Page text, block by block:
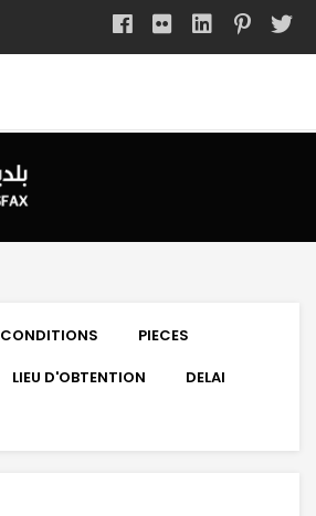
CONDITIONS
PIECES
LIEU D'OBTENTION
DELAI